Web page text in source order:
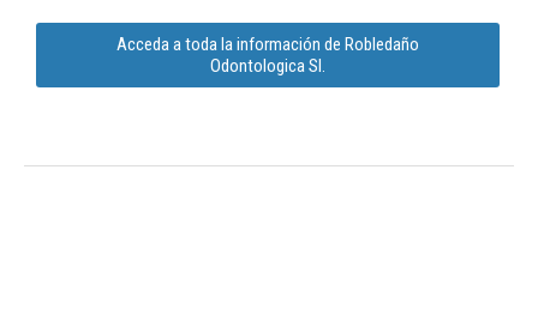
Acceda a toda la información de Robledaño
Odontologica Sl.